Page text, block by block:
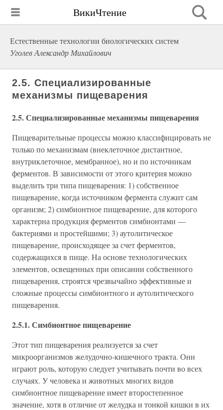
ВикиЧтение
Естественные технологии биологических систем
Уголев Александр Михайлович
2.5. Специализированные
механизмы пищеварения
2.5. Специализированные механизмы пищеварения
Пищеварительные процессы можно классифицировать не
только по механизмам (внеклеточное дистантное,
внутриклеточное, мембранное), но и по источникам
ферментов. В зависимости от этого критерия можно
выделить три типа пищеварения: 1) собственное
пищеварение, когда источником фермента служит сам
организм; 2) симбионтное пищеварение, для которого
характерна продукция ферментов симбионтами —
бактериями и простейшими; 3) аутолитическое
пищеварение, происходящее за счет ферментов,
содержащихся в пище. На основе технологических
элементов, освещенных при описании собственного
пищеварения, строятся чрезвычайно эффективные и
сложные процессы симбионтного и аутолитического
пищеварения.
2.5.1. Симбионтное пищеварение
Этот тип пищеварения реализуется за счет
микроорганизмов желудочно-кишечного тракта. Они
играют роль, которую следует учитывать почти во всех
случаях. У человека и животных многих видов
симбионтное пищеварение имеет второстепенное
значение, хотя в отличие от желудка и тонкой кишки в их